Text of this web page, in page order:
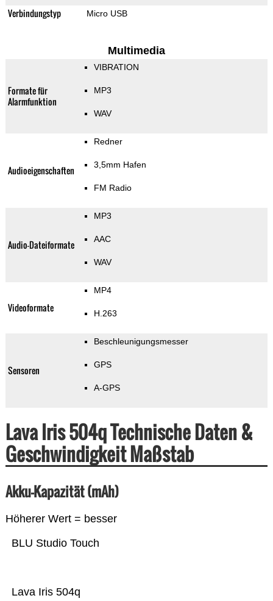
Verbindungstyp Micro USB
Multimedia
Formate für
Alarmfunktion
VIBRATION
MP3
WAV
Audioeigenschaften
Redner
3,5mm Hafen
FM Radio
Audio-Dateiformate
MP3
AAC
WAV
Videoformate
MP4
H.263
Sensoren
Beschleunigungsmesser
GPS
A-GPS
Lava Iris 504q Technische Daten &
Geschwindigkeit Maßstab
Akku-Kapazität (mAh)
Höherer Wert = besser
Lava Iris 504q
BLU Studio Touch